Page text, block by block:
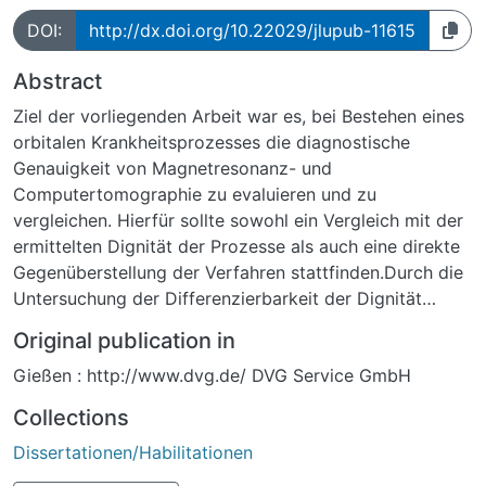
DOI: http://dx.doi.org/10.22029/jlupub-11615
Abstract
Ziel der vorliegenden Arbeit war es, bei Bestehen eines
orbitalen Krankheitsprozesses die diagnostische
Genauigkeit von Magnetresonanz- und
Computertomographie zu evaluieren und zu
vergleichen. Hierfür sollte sowohl ein Vergleich mit der
ermittelten Dignität der Prozesse als auch eine direkte
Gegenüberstellung der Verfahren stattfinden.Durch die
Untersuchung der Differenzierbarkeit der Dignität
spezifischen, diagnostischen Malignitätskriterien
erfolgte eine Evaluation der Aussagekraft von CT und
Beginn wird eine Übersicht über die Anatomie der
Orbita, sowie über die Ätiologie und das klinische
Erscheinungsbild orbitaler Erkrankungen dargelegt. In
Original publication in
Gießen : http://www.dvg.de/ DVG Service GmbH
Collections
Dissertationen/Habilitationen